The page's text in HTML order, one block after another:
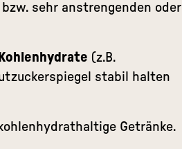
sehr anstrengenden oder
(z.B.
stabil halten
Getränke.